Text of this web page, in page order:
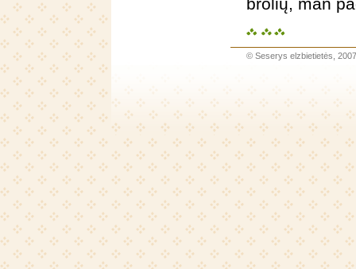
© Seserys elzbietietės , 2007